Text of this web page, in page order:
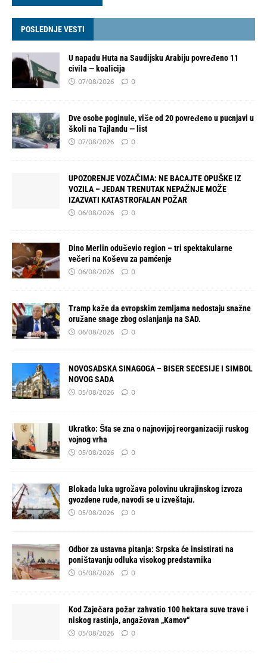
POSLEDNJE VESTI
U napadu Huta na Saudijsku Arabiju povređeno 11
civila — koalicija
07/08/2026 0
Dve osobe poginule, više od 20 povređeno u pucnjavi u
školi na Tajlandu — list
07/08/2026 0
UPOZORENJE VOZAČIMA: NE BACAJTE OPUŠKE IZ
VOZILA – JEDAN TRENUTAK NEPAŽNJE MOŽE
IZAZVATI KATASTROFALAN POŽAR
06/08/2026 0
Dino Merlin oduševio region – tri spektakularne
večeri na Koševu za pamćenje
06/08/2026 0
Tramp kaže da evropskim zemljama nedostaju snažne
oružane snage zbog oslanjanja na SAD.
06/08/2026 0
NOVOSADSKA SINAGOGA – BISER SECESIJE I SIMBOL
NOVOG SADA
05/08/2026 0
Ukratko: Šta se zna o najnovijoj reorganizaciji ruskog
vojnog vrha
05/08/2026 0
Blokada luka ugrožava polovinu ukrajinskog izvoza
gvozdene rude, navodi se u izveštaju.
05/08/2026 0
Odbor za ustavna pitanja: Srpska će insistirati na
poništavanju odluka visokog predstavnika
05/08/2026 0
Kod Zaječara požar zahvatio 100 hektara suve trave i
niskog rastinja, angažovan „Kamov“
05/08/2026 0